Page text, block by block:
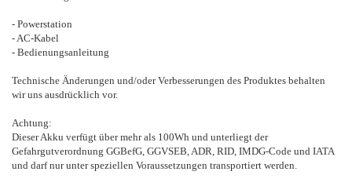
- Powerstation
- AC-Kabel
- Bedienungsanleitung
Technische Änderungen und/oder Verbesserungen des Produktes behalten
wir uns ausdrücklich vor.
Achtung:
Dieser Akku verfügt über mehr als 100Wh und unterliegt der
Gefahrgutverordnung GGBefG, GGVSEB, ADR, RID, IMDG-Code und IATA
und darf nur unter speziellen Voraussetzungen transportiert werden.